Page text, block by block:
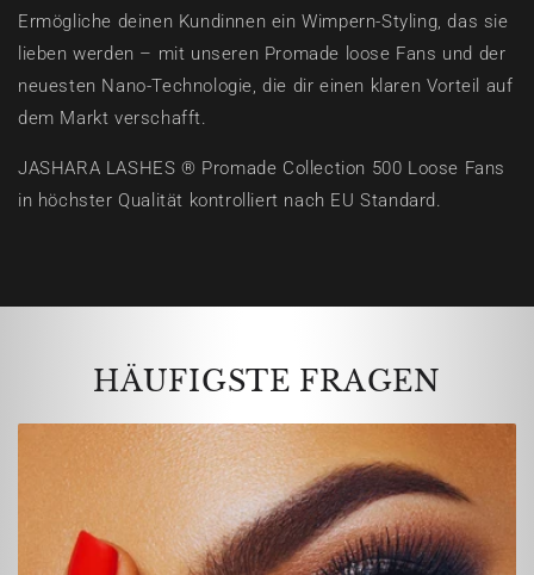
Ermögliche deinen Kundinnen ein Wimpern-Styling, das sie
lieben werden – mit unseren Promade loose Fans und der
neuesten Nano-Technologie, die dir einen klaren Vorteil auf
dem Markt verschafft.
JASHARA LASHES ® Promade Collection 500 Loose Fans
in höchster Qualität kontrolliert nach EU Standard.
HÄUFIGSTE FRAGEN